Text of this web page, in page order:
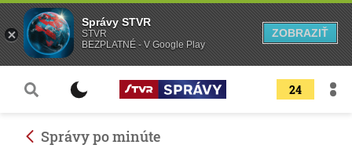
24
Správy po minúte
Správy STVR
STVR
BEZPLATNÉ - V Google Play
ZOBRAZIŤ